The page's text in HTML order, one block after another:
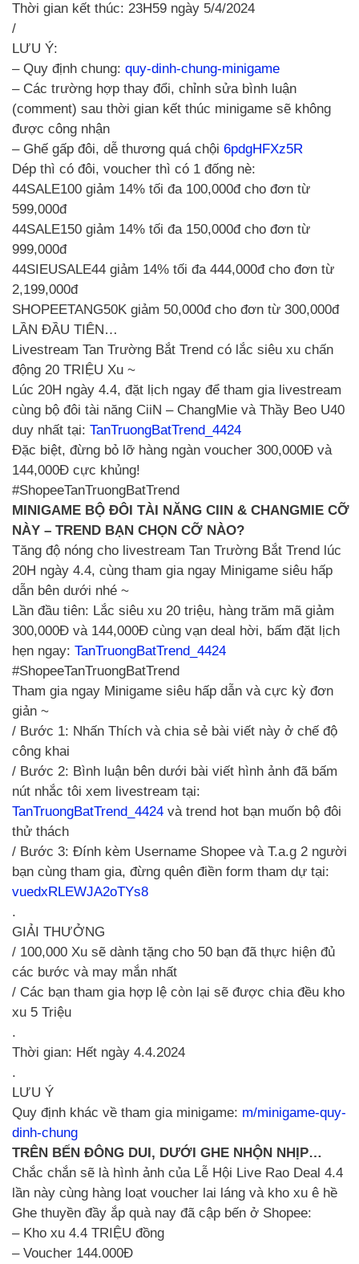
Thời gian kết thúc: 23H59 ngày 5/4/2024
/
LƯU Ý:
– Quy định chung: quy-dinh-chung-minigame
– Các trường hợp thay đổi, chỉnh sửa bình luận
(comment) sau thời gian kết thúc minigame sẽ không
được công nhận
– Ghế gấp đôi, dễ thương quá chội 6pdgHFXz5R
Dép thì có đôi, voucher thì có 1 đống nè:
44SALE100 giảm 14% tối đa 100,000đ cho đơn từ
599,000đ
44SALE150 giảm 14% tối đa 150,000đ cho đơn từ
999,000đ
44SIEUSALE44 giảm 14% tối đa 444,000đ cho đơn từ
2,199,000đ
SHOPEETANG50K giảm 50,000đ cho đơn từ 300,000đ
LẦN ĐẦU TIÊN…
Livestream Tan Trường Bắt Trend có lắc siêu xu chấn
động 20 TRIỆU Xu ~
Lúc 20H ngày 4.4, đặt lịch ngay để tham gia livestream
cùng bộ đôi tài năng CiiN – ChangMie và Thầy Beo U40
duy nhất tại: TanTruongBatTrend_4424
Đặc biệt, đừng bỏ lỡ hàng ngàn voucher 300,000Đ và
144,000Đ cực khủng!
#ShopeeTanTruongBatTrend
MINIGAME BỘ ĐÔI TÀI NĂNG CIIN & CHANGMIE CỠ
NÀY – TREND BẠN CHỌN CỠ NÀO?
Tăng độ nóng cho livestream Tan Trường Bắt Trend lúc
20H ngày 4.4, cùng tham gia ngay Minigame siêu hấp
dẫn bên dưới nhé ~
Lần đầu tiên: Lắc siêu xu 20 triệu, hàng trăm mã giảm
300,000Đ và 144,000Đ cùng vạn deal hời, bấm đặt lịch
hẹn ngay: TanTruongBatTrend_4424
#ShopeeTanTruongBatTrend
Tham gia ngay Minigame siêu hấp dẫn và cực kỳ đơn
giản ~
/ Bước 1: Nhấn Thích và chia sẻ bài viết này ở chế độ
công khai
/ Bước 2: Bình luận bên dưới bài viết hình ảnh đã bấm
nút nhắc tôi xem livestream tại:
TanTruongBatTrend_4424 và trend hot bạn muốn bộ đôi
thử thách
/ Bước 3: Đính kèm Username Shopee và T.a.g 2 người
bạn cùng tham gia, đừng quên điền form tham dự tại:
vuedxRLEWJA2oTYs8
.
GIẢI THƯỞNG
/ 100,000 Xu sẽ dành tặng cho 50 bạn đã thực hiện đủ
các bước và may mắn nhất
/ Các bạn tham gia hợp lệ còn lại sẽ được chia đều kho
xu 5 Triệu
.
Thời gian: Hết ngày 4.4.2024
.
LƯU Ý
Quy định khác về tham gia minigame: m/minigame-quy-
dinh-chung
TRÊN BẾN ĐÔNG DUI, DƯỚI GHE NHỘN NHỊP…
Chắc chắn sẽ là hình ảnh của Lễ Hội Live Rao Deal 4.4
lần này cùng hàng loạt voucher lai láng và kho xu ê hề
Ghe thuyền đầy ắp quà nay đã cập bến ở Shopee:
– Kho xu 4.4 TRIỆU đồng
– Voucher 144.000Đ